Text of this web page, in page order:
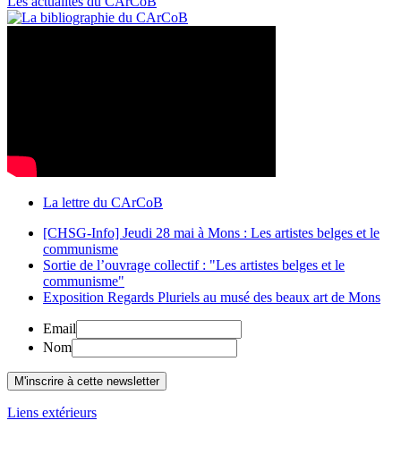
La lettre du CArCoB
[CHSG-Info] Jeudi 28 mai à Mons : Les artistes belges et le
communisme
Sortie de l’ouvrage collectif : "Les artistes belges et le
communisme"
Exposition Regards Pluriels au musé des beaux art de Mons
Email
Nom
Liens extérieurs